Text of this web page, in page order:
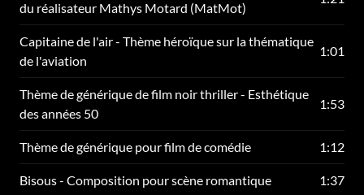
du réalisateur Mathys Motard (MatMot)
Capitaine de l'air - Thème héroïque sur la thématique
de l'aviation
1:01
Thème de générique de film noir thriller - Esthétique
des années 50
1:53
Thème de générique pour film de comédie 1:12
Bisous - Composition pour scène romantique 1:37